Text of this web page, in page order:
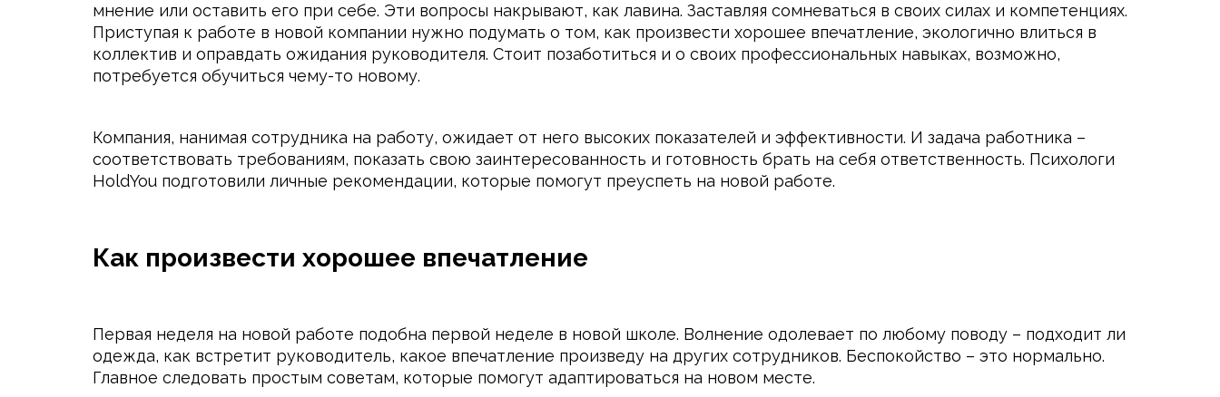
мнение или оставить его при себе. Эти вопросы накрывают, как лавина. Заставляя сомневаться в своих силах и компетенциях.
Приступая к работе в новой компании нужно подумать о том, как произвести хорошее впечатление, экологично влиться в
коллектив и оправдать ожидания руководителя. Стоит позаботиться и о своих профессиональных навыках, возможно,
потребуется обучиться чему-то новому.
Компания, нанимая сотрудника на работу, ожидает от него высоких показателей и эффективности. И задача работника –
соответствовать требованиям, показать свою заинтересованность и готовность брать на себя ответственность. Психологи
HoldYou подготовили личные рекомендации, которые помогут преуспеть на новой работе.
Как произвести хорошее впечатление
Первая неделя на новой работе подобна первой неделе в новой школе. Волнение одолевает по любому поводу – подходит ли
одежда, как встретит руководитель, какое впечатление произведу на других сотрудников. Беспокойство – это нормально.
Главное следовать простым советам, которые помогут адаптироваться на новом месте.